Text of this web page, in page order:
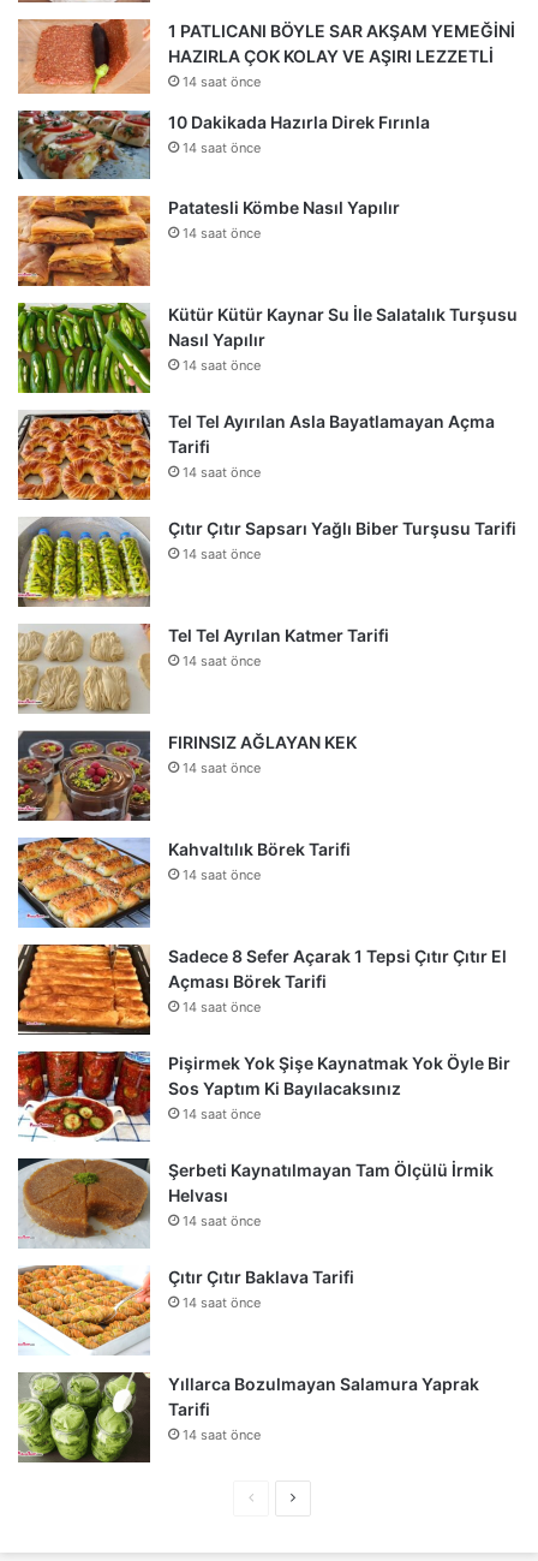
1 PATLICANI BÖYLE SAR AKŞAM YEMEĞİNİ
HAZIRLA ÇOK KOLAY VE AŞIRI LEZZETLİ
14 saat önce
10 Dakikada Hazırla Direk Fırınla
14 saat önce
Patatesli Kömbe Nasıl Yapılır
14 saat önce
Kütür Kütür Kaynar Su İle Salatalık Turşusu
Nasıl Yapılır
14 saat önce
Tel Tel Ayırılan Asla Bayatlamayan Açma
Tarifi
14 saat önce
Çıtır Çıtır Sapsarı Yağlı Biber Turşusu Tarifi
14 saat önce
Tel Tel Ayrılan Katmer Tarifi
14 saat önce
FIRINSIZ AĞLAYAN KEK
14 saat önce
Kahvaltılık Börek Tarifi
14 saat önce
Sadece 8 Sefer Açarak 1 Tepsi Çıtır Çıtır El
Açması Börek Tarifi
14 saat önce
Pişirmek Yok Şişe Kaynatmak Yok Öyle Bir
Sos Yaptım Ki Bayılacaksınız
14 saat önce
Şerbeti Kaynatılmayan Tam Ölçülü İrmik
Helvası
14 saat önce
Çıtır Çıtır Baklava Tarifi
14 saat önce
Yıllarca Bozulmayan Salamura Yaprak
Tarifi
14 saat önce
ÖncekiSonraki